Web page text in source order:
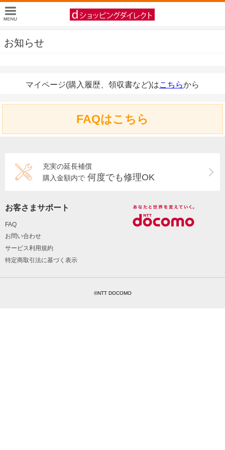
お知らせ
マイページ(購入履歴、領収書など)はこちらから
FAQはこちら
充実の延長補償
購入金額内で 何度でも修理OK
お客さまサポート
FAQ
お問い合わせ
サービス利用規約
特定商取引法に基づく表示
©NTT DOCOMO